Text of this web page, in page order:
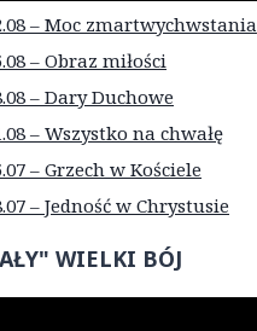
– Moc zmartwychwstania
– Obraz miłości
– Dary Duchowe
– Wszystko na chwałę
– Grzech w Kościele
– Jedność w Chrystusie
WIELKI BÓJ